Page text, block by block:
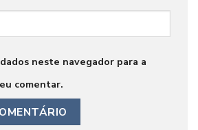
neste navegador para a
comentar.